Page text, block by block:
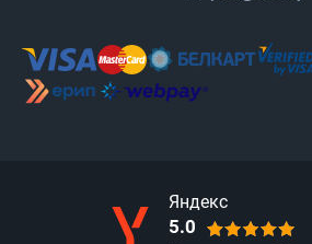
Яндекс
5.0